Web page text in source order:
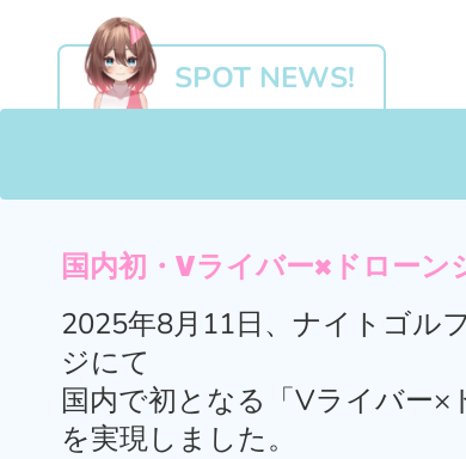
SPOT NEWS!
国内初・Vライバー×ドローン
2025年8月11日、ナイトゴル
ジにて
国内で初となる「Vライバー×
を実現しました。